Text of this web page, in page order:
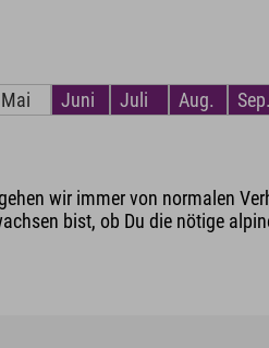
Mai Juni Juli Aug.
Sep.
wir immer von normalen
bist, ob Du die nötige